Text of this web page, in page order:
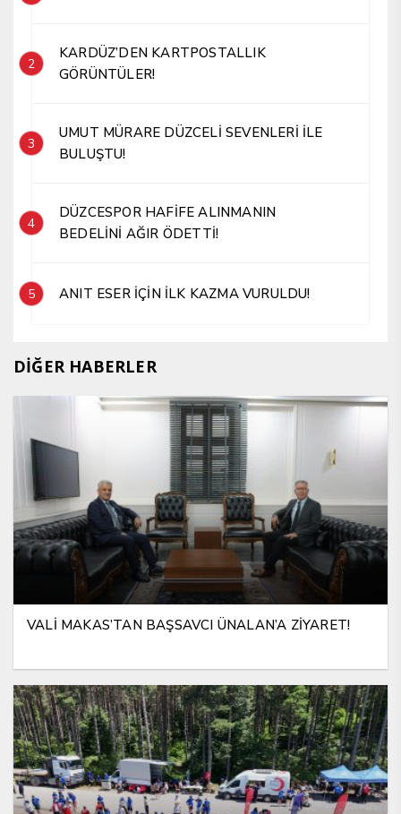
2
KARDÜZ’DEN KARTPOSTALLIK
GÖRÜNTÜLER!
3
UMUT MÜRARE DÜZCELİ SEVENLERİ İLE
BULUŞTU!
4
DÜZCESPOR HAFİFE ALINMANIN
BEDELİNİ AĞIR ÖDETTİ!
5 ANIT ESER İÇİN İLK KAZMA VURULDU!
DİĞER HABERLER
VALİ MAKAS’TAN BAŞSAVCI ÜNALAN’A ZİYARET!